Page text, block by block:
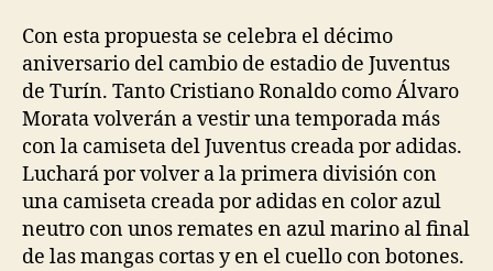
Con esta propuesta se celebra el décimo
aniversario del cambio de estadio de Juventus
de Turín. Tanto Cristiano Ronaldo como Álvaro
Morata volverán a vestir una temporada más
con la camiseta del Juventus creada por adidas.
Luchará por volver a la primera división con
una camiseta creada por adidas en color azul
neutro con unos remates en azul marino al final
de las mangas cortas y en el cuello con botones.